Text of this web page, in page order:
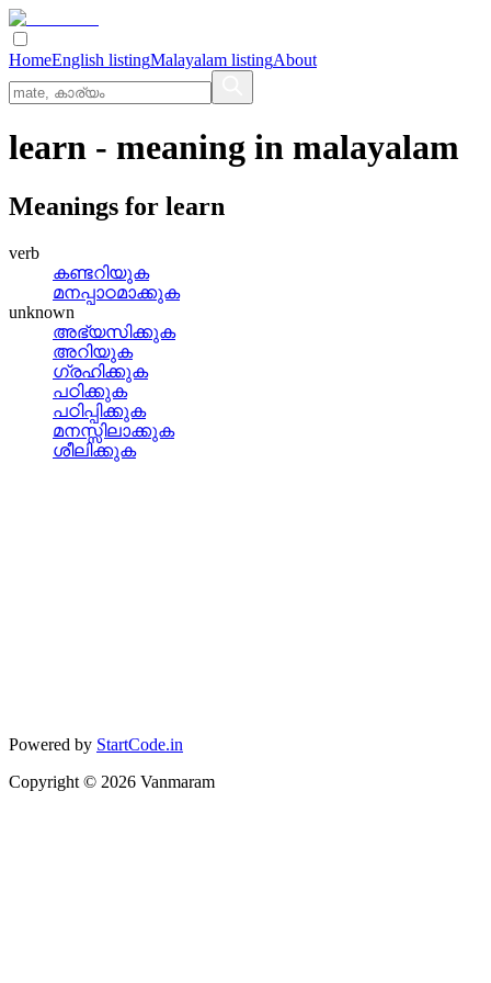
HomeEnglish listingMalayalam listingAbout
learn - meaning in malayalam
Meanings for learn
verb
കണ്ടറിയുക
മനപ്പാഠമാക്കുക
unknown
അഭ്യസിക്കുക
അറിയുക
ഗ്രഹിക്കുക
പഠിക്കുക
പഠിപ്പിക്കുക
മനസ്സിലാക്കുക
ശീലിക്കുക
Powered by StartCode.in
Copyright © 2026 Vanmaram